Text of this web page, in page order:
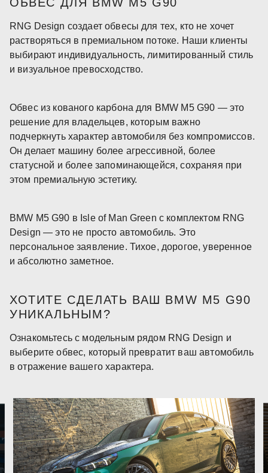
RNG Design создает обвесы для тех, кто не хочет
растворяться в премиальном потоке. Наши клиенты
выбирают индивидуальность, лимитированный стиль
и визуальное превосходство.
Обвес из кованого карбона для BMW M5 G90 — это
решение для владельцев, которым важно
подчеркнуть характер автомобиля без компромиссов.
Он делает машину более агрессивной, более
статусной и более запоминающейся, сохраняя при
этом премиальную эстетику.
BMW M5 G90 в Isle of Man Green с комплектом RNG
Design — это не просто автомобиль. Это
персональное заявление. Тихое, дорогое, уверенное
и абсолютно заметное.
ХОТИТЕ СДЕЛАТЬ ВАШ BMW M5 G90
УНИКАЛЬНЫМ?
Ознакомьтесь с модельным рядом RNG Design и
выберите обвес, который превратит ваш автомобиль
в отражение вашего характера.